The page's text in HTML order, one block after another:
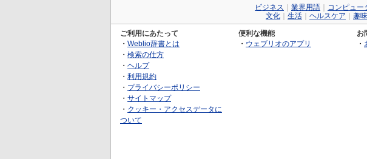
ビジネス 業界用語 コンピュー
文化
生活 ヘルスケア 趣味
ご利用にあたって
・ Weblio辞書とは
・ 検索の仕方
・ ヘルプ
・ 利用規約
・ プライバシーポリシー
・ サイトマップ
・ クッキー・アクセスデータに
ついて
便利な機能
・ ウェブリオのアプリ
お
・